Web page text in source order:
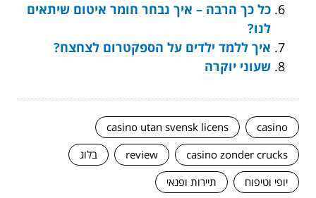
כל כך הרבה – איך נבחר חומר איטום שיתאים
לנו?
איך ללמד ילדים על הספקטרום לצחצח?
שעוני יוקרה
casino
casino utan svensk licens
casino zonder crucks
review
בלוג
יופי וטיפוח
תיירות ופנאי